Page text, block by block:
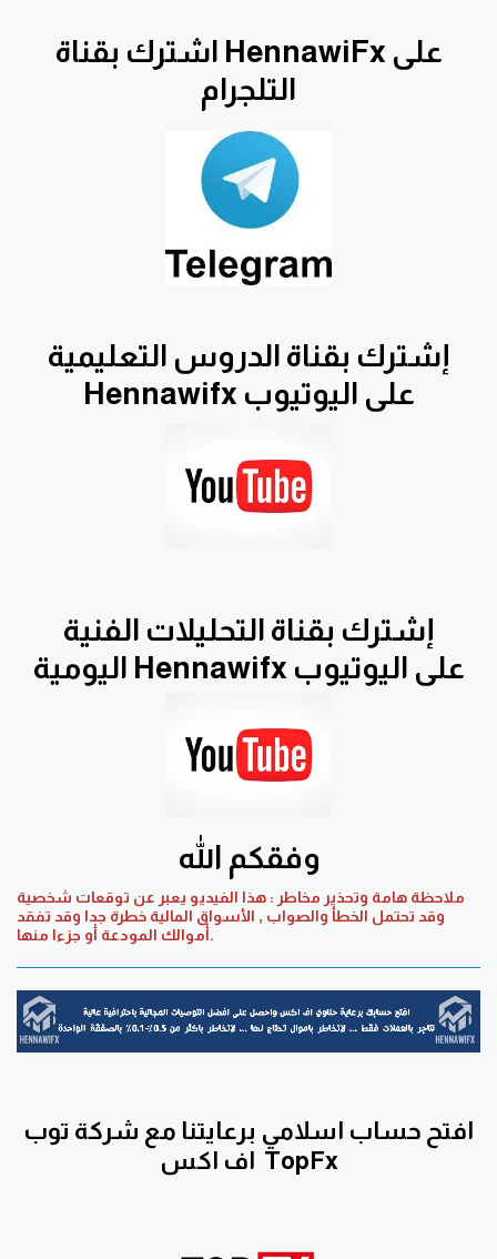
اشترك بقناة HennawiFx على
التلجرام
إشترك بقناة الدروس التعليمية
Hennawifx على اليوتيوب
إشترك بقناة التحليلات الفنية
اليومية Hennawifx على اليوتيوب
وفقكم الله
ملاحظة هامة وتحذير مخاطر : هذا الفيديو يعبر عن توقعات شخصية
وقد تحتمل الخطأ والصواب , الأسواق المالية خطرة جدا وقد تفقد
أموالك المودعة أو جزءا منها.
افتح حساب اسلامي برعايتنا مع شركة توب
اف اكس TopFx